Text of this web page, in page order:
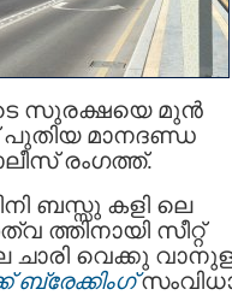
സുരക്ഷയെ മുന്‍
പുതിയ മാനദണ്ഡ
രംഗത്ത്.
ബസ്സു കളി ലെ
ത്തിനായി സീറ്റ്
വെക്കു
ബ്രേക്കിംഗ്